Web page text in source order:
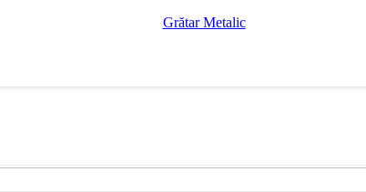
Grătar Metalic